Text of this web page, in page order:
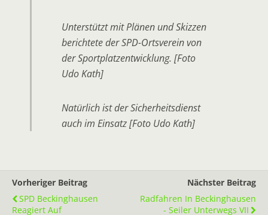
Unterstützt mit Plänen und Skizzen
berichtete der SPD-Ortsverein von
der Sportplatzentwicklung. [Foto
Udo Kath]
Natürlich ist der Sicherheitsdienst
auch im Einsatz [Foto Udo Kath]
Vorheriger Beitrag
SPD Beckinghausen
Reagiert Auf
Nächster Beitrag
Radfahren In Beckinghausen
- Seiler Unterwegs VII